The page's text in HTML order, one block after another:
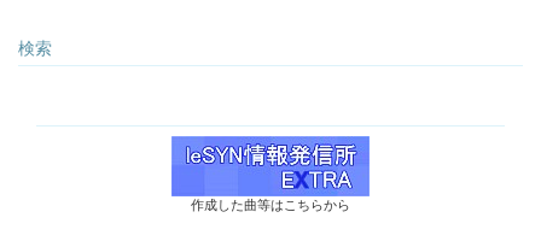
検索
作成した曲等はこちらから